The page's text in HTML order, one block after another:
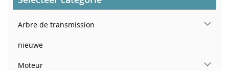
Arbre de transmission
nieuwe
Moteur